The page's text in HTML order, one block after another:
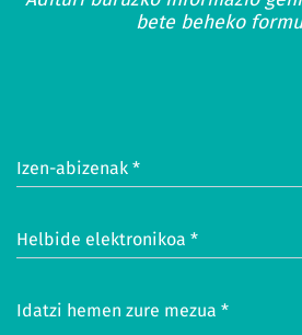
bete beheko
Izen-abizenak *
Helbide elektronikoa *
Idatzi hemen zure mezua *